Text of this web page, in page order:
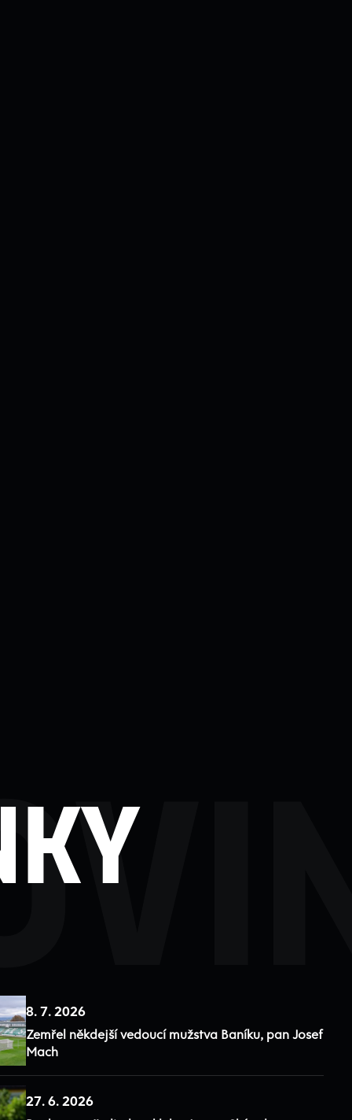
8. 7. 2026
Zemřel někdejší vedoucí mužstva Baníku, pan Josef
Mach
27. 6. 2026